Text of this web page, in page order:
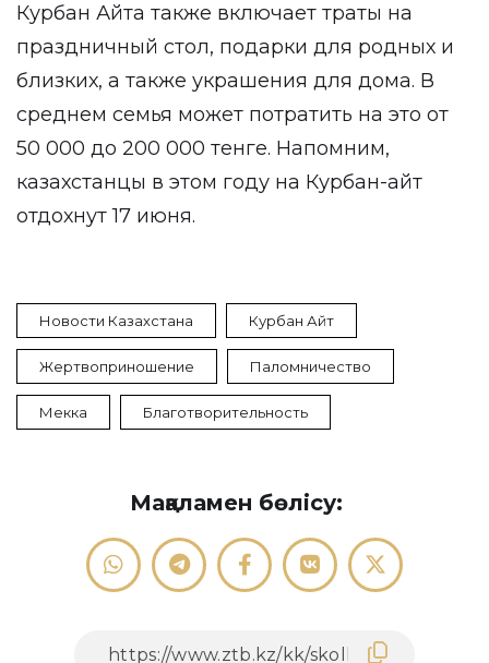
Курбан Айта также включает траты на
праздничный стол, подарки для родных и
близких, а также украшения для дома. В
среднем семья может потратить на это от
50 000 до 200 000 тенге. Напомним,
казахстанцы в этом году на Курбан-айт
отдохнут 17 июня.
Новости Казахстана Курбан Айт
Жертвоприношение Паломничество
Мекка Благотворительность
Мақаламен бөлісу: